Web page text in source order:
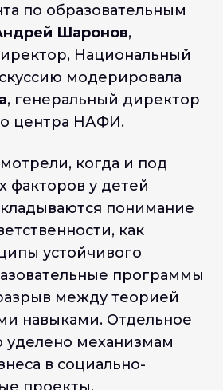
по образовательным
Шаронов,
Национальный
модерировала
, генеральный директор
центра НАФИ.
когда и под
факторов у детей
понимание
как
устойчивого
программы
между теорией
навыками. Отдельное
уделено механизмам
в социально-
проекты,